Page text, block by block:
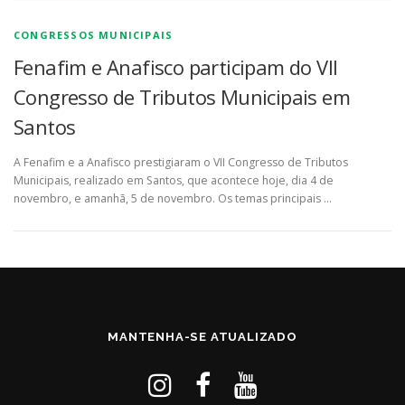
CONGRESSOS MUNICIPAIS
Fenafim e Anafisco participam do VII
Congresso de Tributos Municipais em
Santos
A Fenafim e a Anafisco prestigiaram o VII Congresso de Tributos
Municipais, realizado em Santos, que acontece hoje, dia 4 de
novembro, e amanhã, 5 de novembro. Os temas principais …
MANTENHA-SE ATUALIZADO